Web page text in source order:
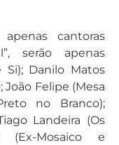
cantoras
serão apenas
Si); Danilo Matos
João Felipe (Mesa
no Branco);
Landeira (Os
(Ex-Mosaico e